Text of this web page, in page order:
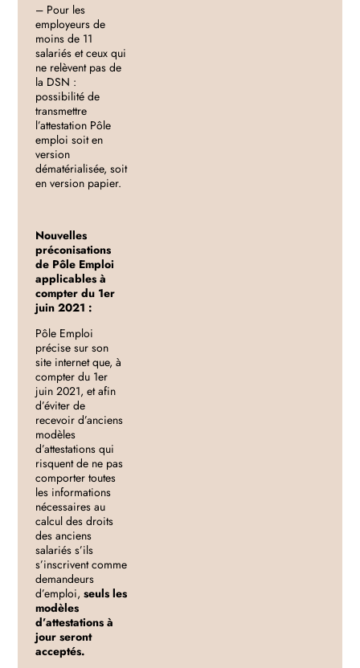
– Pour les
employeurs de
moins de 11
salariés et ceux qui
ne relèvent pas de
la DSN :
possibilité de
transmettre
l’attestation Pôle
emploi soit en
version
dématérialisée, soit
en version papier.
Nouvelles
préconisations
de Pôle Emploi
applicables à
compter du 1er
juin 2021 :
Pôle Emploi
précise sur son
site internet que, à
compter du 1er
juin 2021, et afin
d’éviter de
recevoir d’anciens
modèles
d’attestations qui
risquent de ne pas
comporter toutes
les informations
nécessaires au
calcul des droits
des anciens
salariés s’ils
s’inscrivent comme
demandeurs
d’emploi, seuls les
modèles
d’attestations à
jour seront
acceptés.